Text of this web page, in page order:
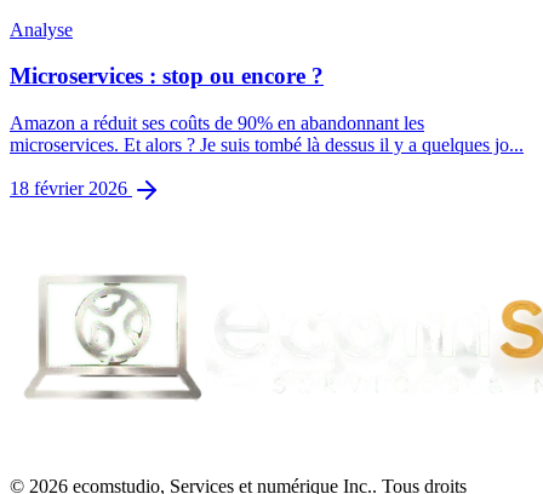
Analyse
Microservices : stop ou encore ?
Amazon a réduit ses coûts de 90% en abandonnant les
microservices. Et alors ? Je suis tombé là dessus il y a quelques jo...
18 février 2026
© 2026 ecomstudio, Services et numérique Inc.. Tous droits